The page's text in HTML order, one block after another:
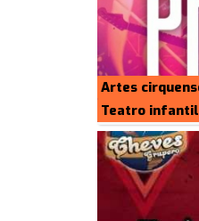
Artes
Teatro infantil